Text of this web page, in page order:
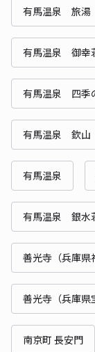
有馬温泉 旅湯
有馬温泉 御
有馬温泉 四
有馬温泉 欽山
有馬温泉
有馬温泉 銀
善光寺（兵庫県
善光寺（兵庫県
南京町 長安門